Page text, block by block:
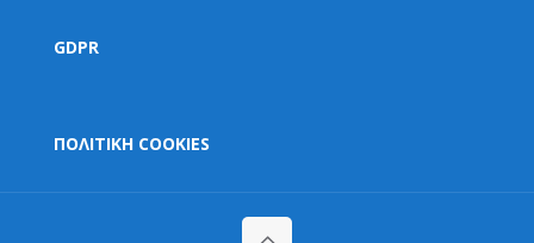
GDPR
ΠΟΛΙΤΙΚΗ COOKIES